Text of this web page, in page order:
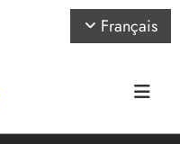
Français